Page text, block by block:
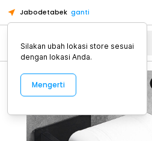
Jabodetabek ganti
Alat Kopi
Silakan ubah lokasi store sesuai
dengan lokasi Anda.
Mengerti